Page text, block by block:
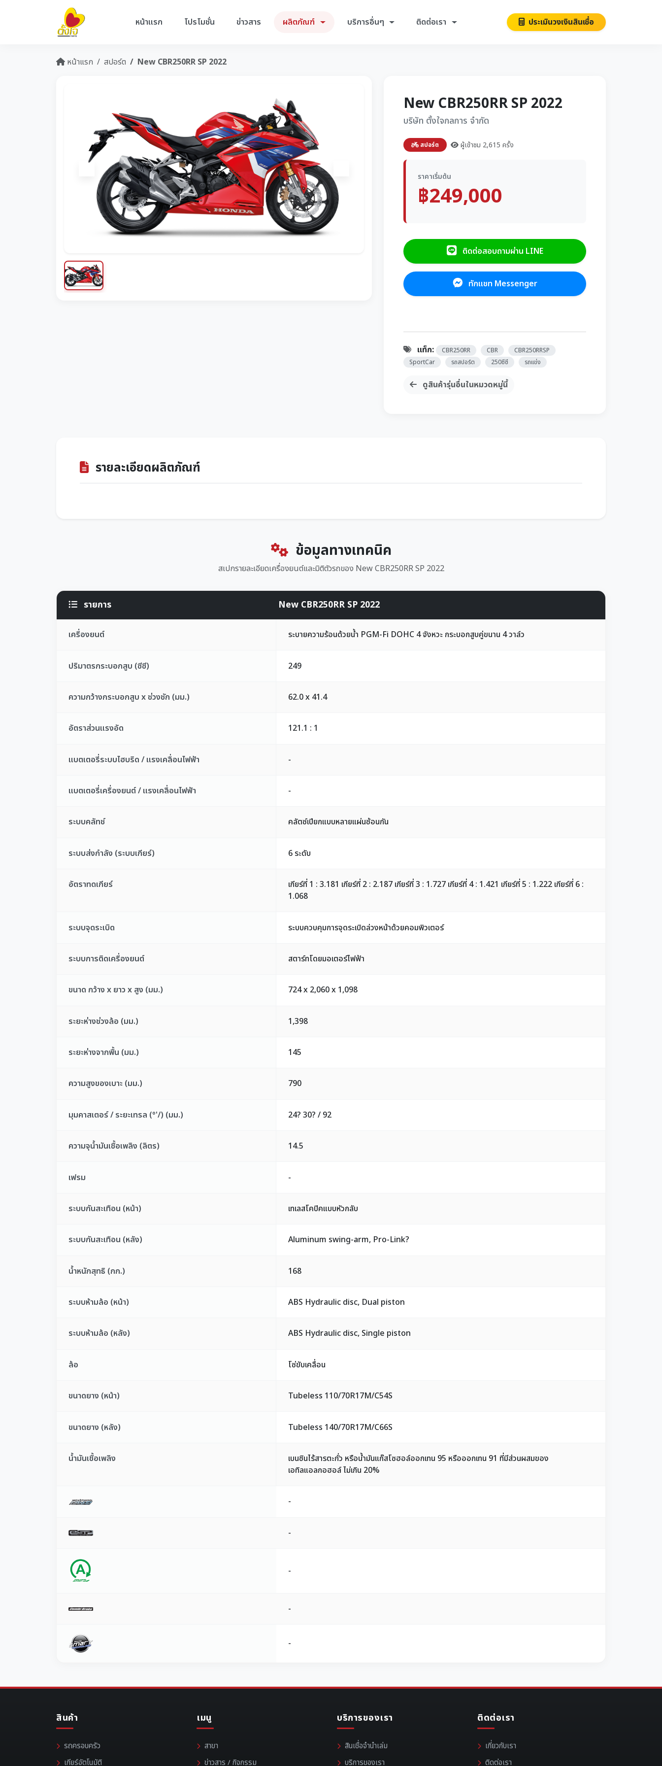
หน้าแรก โปรโมชั่น ข่าวสาร ผลิตภัณฑ์ บริการอื่นๆ ติดต่อเรา ประเมินวงเงินสินเชื่อ
หน้าแรก สปอร์ต New CBR250RR SP 2022
Previous
New CBR250RR SP 2022
บริษัท ตั้งใจกลการ จำกัด
สปอร์ต ผู้เข้าชม 2,615 ครั้ง
ราคาเริ่มต้น
฿249,000
ติดต่อสอบถามผ่าน LINE
ทักแชท Messenger
แท็ก: CBR250RR CBR
CBR250RRSP
SportCar
รถสปอร์ต 250ซีซี รถแข่ง
ดูสินค้ารุ่นอื่นในหมวดหมู่นี้
รายละเอียดผลิตภัณฑ์
ข้อมูลทางเทคนิค
สเปกรายละเอียดเครื่องยนต์และมิติตัวรถของ New CBR250RR SP 2022
รายการ New CBR250RR SP 2022
เครื่องยนต์ ระบายความร้อนด้วยน้ำ PGM-Fi DOHC 4 จังหวะ กระบอกสูบคู่ขนาน 4 วาล์ว
ปริมาตรกระบอกสูบ (ซีซี) 249
ความกว้างกระบอกสูบ x ช่วงชัก (มม.) 62.0 x 41.4
อัตราส่วนแรงอัด 121.1 : 1
แบตเตอรี่ระบบไฮบริด / แรงเคลื่อนไฟฟ้า -
แบตเตอรี่เครื่องยนต์ / แรงเคลื่อนไฟฟ้า -
ระบบคลัทช์ คลัตซ์เปียกแบบหลายแผ่นซ้อนกัน
ระบบส่งกำลัง (ระบบเกียร์) 6 ระดับ
อัตราทดเกียร์
เกียร์ที่ 1 : 3.181 เกียร์ที่ 2 : 2.187 เกียร์ที่ 3 : 1.727 เกียร์ที่ 4 : 1.421 เกียร์ที่ 5 : 1.222 เกียร์ที่ 6 :
1.068
ระบบจุดระเบิด ระบบควบคุมการจุดระเบิดล่วงหน้าด้วยคอมพิวเตอร์
ระบบการติดเครื่องยนต์ สตาร์ทโดยมอเตอร์ไฟฟ้า
ขนาด กว้าง x ยาว x สูง (มม.) 724 x 2,060 x 1,098
ระยะห่างช่วงล้อ (มม.) 1,398
ระยะห่างจากพื้น (มม.) 145
ความสูงของเบาะ (มม.) 790
มุมคาสเตอร์ / ระยะเทรล (°'/) (มม.) 24? 30? / 92
ความจุน้ำมันเชื้อเพลิง (ลิตร) 14.5
เฟรม -
ระบบกันสะเทือน (หน้า) เทเลสโคปิคแบบหัวกลับ
ระบบกันสะเทือน (หลัง) Aluminum swing-arm, Pro-Link?
น้ำหนักสุทธิ (กก.) 168
ระบบห้ามล้อ (หน้า) ABS Hydraulic disc, Dual piston
ระบบห้ามล้อ (หลัง) ABS Hydraulic disc, Single piston
ล้อ โซ่ขับเคลื่อน
ขนาดยาง (หน้า) Tubeless 110/70R17M/C54S
ขนาดยาง (หลัง) Tubeless 140/70R17M/C66S
น้ำมันเชื้อเพลิง
เบนซินไร้สารตะกั่ว หรือน้ำมันแก๊สโซฮอล์ออกเทน 95 หรือออกเทน 91 ที่มีส่วนผสมของ
เอทิลแอลกอฮอล์ ไม่เกิน 20%
-
-
-
-
-
สินค้า
รถครอบครัว
เกียร์อัตโนมัติ
เมนู
สาขา
ข่าวสาร / กิจกรรม
บริการของเรา
สินเชื่อจำนำเล่ม
บริการของเรา
ติดต่อเรา
เกี่ยวกับเรา
ติดต่อเรา